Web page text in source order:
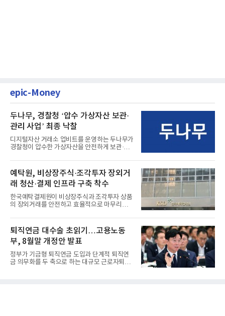
epic-Money
두나무, 경찰청 ‘압수 가상자산 보관·
관리 사업’ 최종 낙찰
디지털자산 거래소 업비트를 운영하는 두나무가
경찰청이 압수한 가상자산을 안전하게 보관·관
예탁원, 비상장주식·조각투자 장외거
래 청산·결제 인프라 구축 착수
한국예탁결제원이 비상장주식과 조각투자 상품
의 장외거래를 안전하고 효율적으로 마무리하기
퇴직연금 대수술 초읽기…고용노동
부, 8월말 개정안 발표
정부가 기금형 퇴직연금 도입과 단계적 퇴직연
금 의무화를 두 축으로 하는 대규모 근로자퇴직